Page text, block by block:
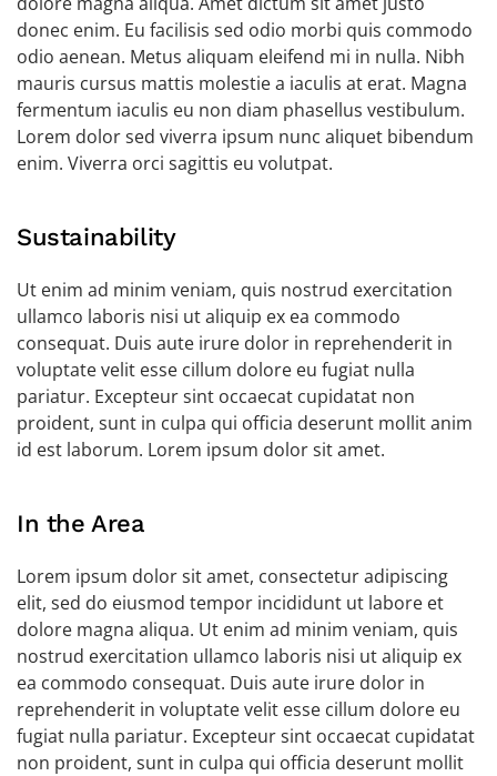
donec enim. Eu facilisis sed odio morbi quis commodo
odio aenean. Metus aliquam eleifend mi in nulla. Nibh
mauris cursus mattis molestie a iaculis at erat. Magna
fermentum iaculis eu non diam phasellus vestibulum.
Lorem dolor sed viverra ipsum nunc aliquet bibendum
enim. Viverra orci sagittis eu volutpat.
Sustainability
Ut enim ad minim veniam, quis nostrud exercitation
ullamco laboris nisi ut aliquip ex ea commodo
consequat. Duis aute irure dolor in reprehenderit in
voluptate velit esse cillum dolore eu fugiat nulla
pariatur. Excepteur sint occaecat cupidatat non
proident, sunt in culpa qui officia deserunt mollit anim
id est laborum. Lorem ipsum dolor sit amet.
In the Area
Lorem ipsum dolor sit amet, consectetur adipiscing
elit, sed do eiusmod tempor incididunt ut labore et
dolore magna aliqua. Ut enim ad minim veniam, quis
nostrud exercitation ullamco laboris nisi ut aliquip ex
ea commodo consequat. Duis aute irure dolor in
reprehenderit in voluptate velit esse cillum dolore eu
fugiat nulla pariatur. Excepteur sint occaecat cupidatat
non proident, sunt in culpa qui officia deserunt mollit